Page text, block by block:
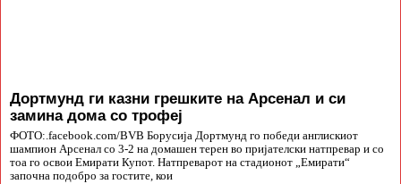
Дортмунд ги казни грешките на Арсенал и си
замина дома со трофеј
ФОТО:.facebook.com/BVB Борусија Дортмунд го победи англискиот
шампион Арсенал со 3-2 на домашен терен во пријателски натпревар и со
тоа го освои Емирати Купот. Натпреварот на стадионот „Емирати“
започна подобро за гостите, кои